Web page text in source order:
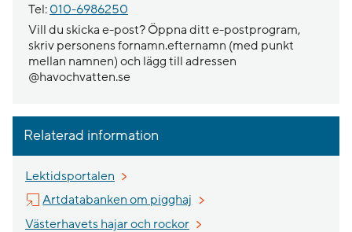
Tel: 010-6986250
Vill du skicka e-post? Öppna ditt e-postprogram,
skriv personens fornamn.efternamn (med punkt
mellan namnen) och lägg till adressen
@havochvatten.se
Relaterad information
Lektidsportalen
Artdatabanken om pigghaj Länk till annan webbplats,
Västerhavets hajar och rockor